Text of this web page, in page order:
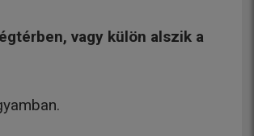
vagy külön alszik a